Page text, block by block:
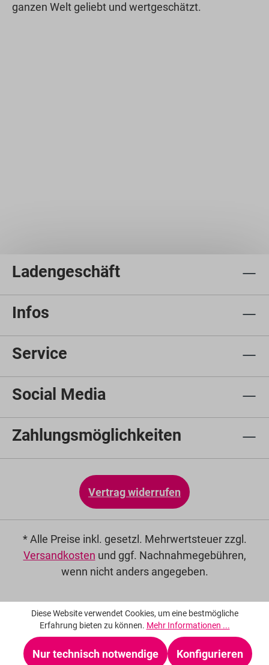
ganzen Welt geliebt und wertgeschätzt.
Ladengeschäft
Infos
Service
Social Media
Zahlungsmöglichkeiten
Vertrag widerrufen
* Alle Preise inkl. gesetzl. Mehrwertsteuer zzgl.
Versandkosten und ggf. Nachnahmegebühren,
wenn nicht anders angegeben.
Diese Website verwendet Cookies, um eine bestmögliche
Erfahrung bieten zu können. Mehr Informationen ...
Nur technisch notwendige Konfigurieren